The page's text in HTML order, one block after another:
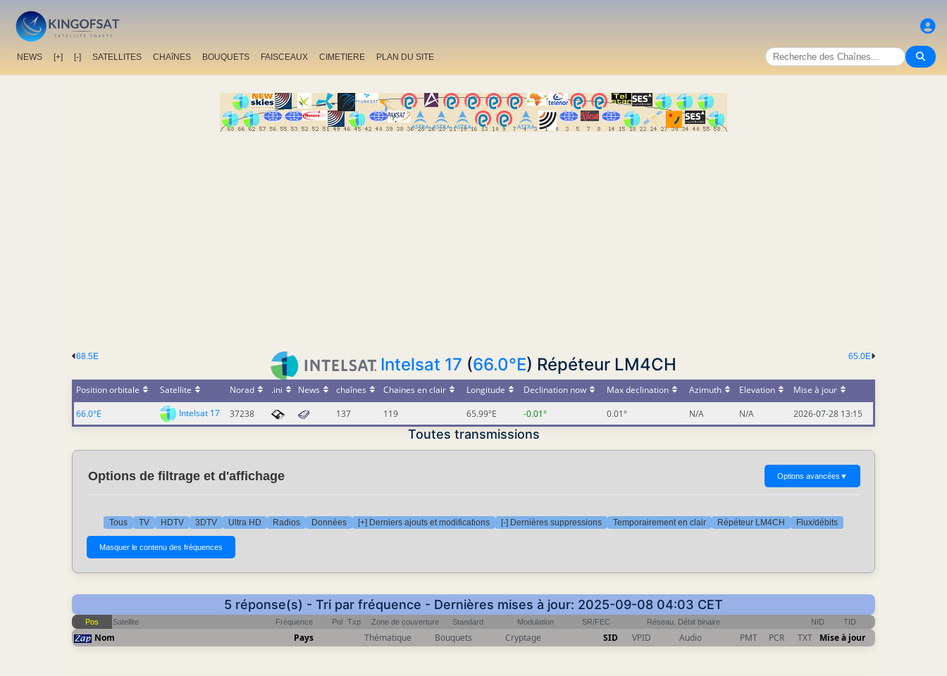
NEWS [+] [-] SATELLITES CHAîNES BOUQUETS FAISCEAUX CIMETIERE PLAN DU SITE
65.0E
68.5E Intelsat 17 (66.0°E) Répéteur LM4CH
Position orbitale Satellite Norad .ini News chaînes Chaines en clair Longitude Declination now Max declination Azimuth Elevation
Mise à jour
66.0°E
Intelsat 17 37238 137 119 65.99°E -0.01° 0.01° N/A N/A 2026-07-28 13:15
Toutes transmissions
Options de filtrage et d'affichage Options avancées ▼
Tous TV HDTV 3DTV Ultra HD Radios Données [+] Derniers ajouts et modifications [-] Dernières suppressions Temporairement en clair Répéteur LM4CH Flux/débits
5 réponse(s) - Tri par fréquence - Dernières mises à jour: 2025-09-08 04:03 CET
Pos Satellite Fréquence Pol Txp Zone de couverture Standard Modulation SR/FEC Réseau, Débit binaire NID TID
Nom Pays Thématique Bouquets Cryptage SID VPID Audio PMT PCR TXT Mise à jour